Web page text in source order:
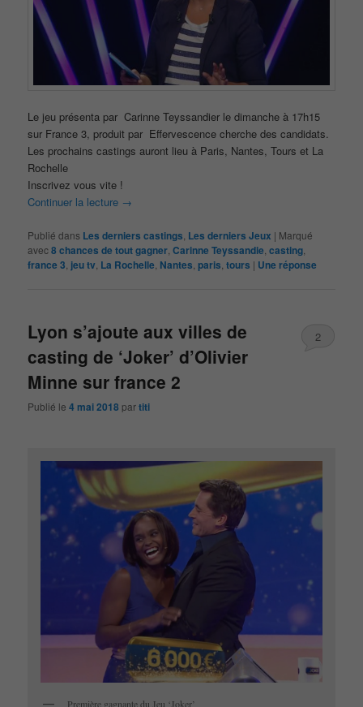
Le jeu présenta par Carinne Teyssandier le dimanche à 17h15
sur France 3, produit par Effervescence cherche des candidats.
Les prochains castings auront lieu à Paris, Nantes, Tours et La
Rochelle
Inscrivez vous vite !
Continuer la lecture →
Publié dans Les derniers castings Les derniers Jeux | Marqué
avec8 chances de tout gagner ,Carinne Teyssandie ,casting
france 3 jeu tv La Rochelle Nantes ,paris ,tours | Une réponse
Lyon s’ajoute aux villes de
casting de ‘Joker’ d’Olivier
Minne sur france 2
Publié le4 mai 2018 partiti
2
Première gagnante du Jeu ‘Joker’